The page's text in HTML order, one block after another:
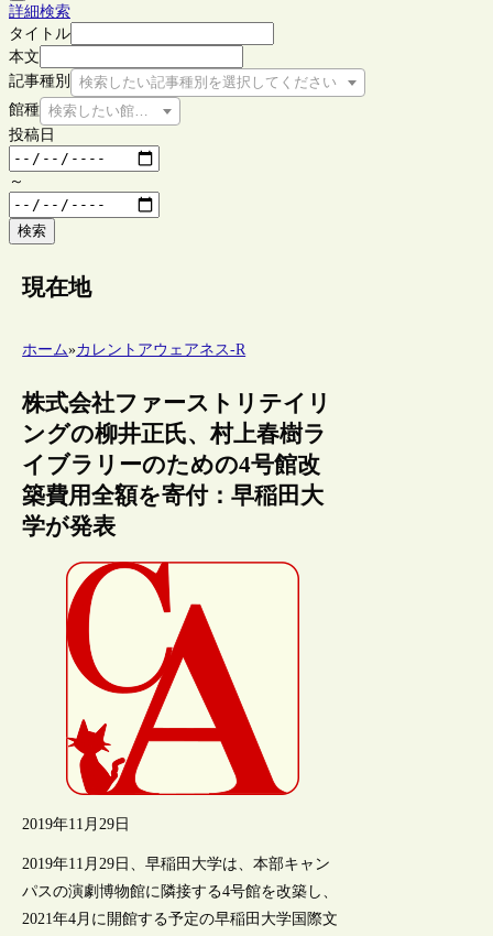
詳細検索
タイトル
本文
記事種別
検索したい記事種別を選択してください
館種 検索したい館種を選択してください
投稿日
～
検索
現在地
ホーム»カレントアウェアネス-R
株式会社ファーストリテイリ
ングの柳井正氏、村上春樹ラ
イブラリーのための4号館改
築費用全額を寄付：早稲田大
学が発表
2019年11月29日
2019年11月29日、早稲田大学は、本部キャン
パスの演劇博物館に隣接する4号館を改築し、
2021年4月に開館する予定の早稲田大学国際文